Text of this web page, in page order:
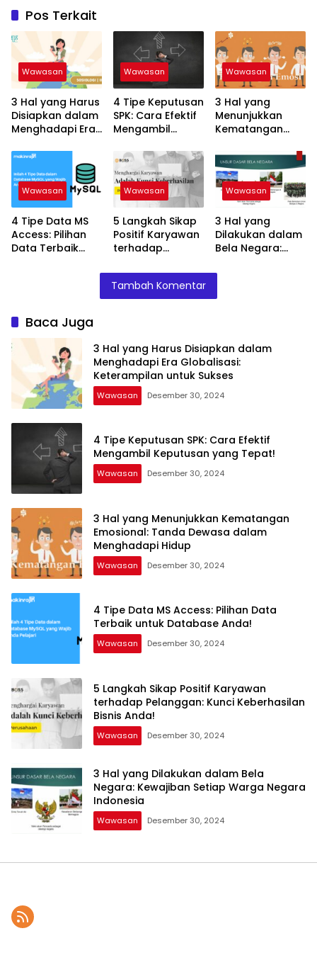
Pos Terkait
Wawasan
3 Hal yang Harus
Disiapkan dalam
Menghadapi Era
Keterampilan
untuk Sukses
Wawasan
4 Tipe Keputusan
SPK: Cara Efektif
Mengambil
Tepat!
Wawasan
3 Hal yang
Menunjukkan
Kematangan
Tanda Dewasa
dalam
Menghadapi
Hidup
Wawasan
4 Tipe Data MS
Access: Pilihan
Data Terbaik
Wawasan
5 Langkah Sikap
Positif Karyawan
terhadap
Keberhasilan
Bisnis Anda!
Wawasan
3 Hal yang
Dilakukan dalam
Bela Negara:
Warga Negara
Tambah Komentar
Baca Juga
3 Hal yang Harus Disiapkan dalam
Menghadapi Era Globalisasi:
Keterampilan untuk Sukses
Wawasan Desember 30, 2024
4 Tipe Keputusan SPK: Cara Efektif
Mengambil Keputusan yang Tepat!
Wawasan Desember 30, 2024
3 Hal yang Menunjukkan Kematangan
Emosional: Tanda Dewasa dalam
Menghadapi Hidup
Wawasan Desember 30, 2024
4 Tipe Data MS Access: Pilihan Data
Terbaik untuk Database Anda!
Wawasan Desember 30, 2024
5 Langkah Sikap Positif Karyawan
terhadap Pelanggan: Kunci Keberhasilan
Bisnis Anda!
Wawasan Desember 30, 2024
3 Hal yang Dilakukan dalam Bela
Negara: Kewajiban Setiap Warga Negara
Indonesia
Wawasan Desember 30, 2024